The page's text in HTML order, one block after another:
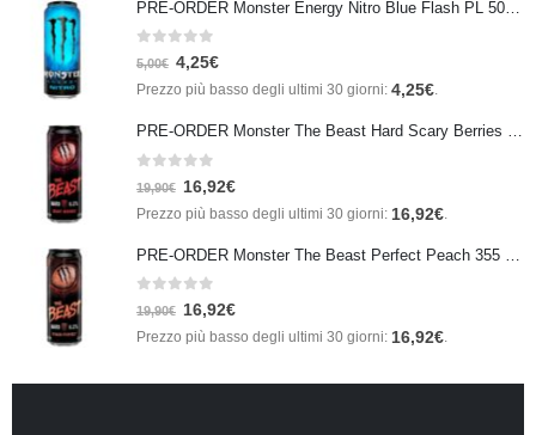
Su 5
5,00€ 4,25€
Prezzo più basso degli ultimi 30 giorni: 4,25€.
PRE-ORDER Monster The Beast Hard Scary Berries 355 ml IN ARRIVO ENTRO IL 21 SETTEMBRE
Su 5
19,90€ 16,92€
Prezzo più basso degli ultimi 30 giorni: 16,92€.
Su 5
19,90€ 16,92€
Prezzo più basso degli ultimi 30 giorni: 16,92€.